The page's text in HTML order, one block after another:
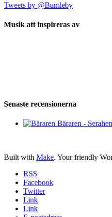
Tweets by @Bumleby
Musik att inspireras av
Senaste recensionerna
Bäraren -
Built with Make. Your friendly
RSS
Facebook
Twitter
Link
Link